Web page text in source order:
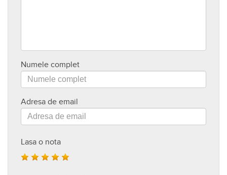
Numele complet
Adresa de email
Lasa o nota